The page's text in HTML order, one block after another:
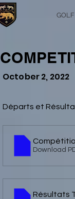
GOLF
Départs et
Download
Résultats
October 2, 2022